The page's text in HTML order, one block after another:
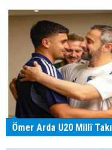
Ömer Arda U20 Millî